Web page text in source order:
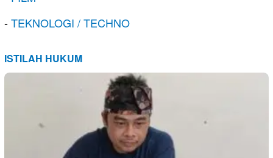
-TEKNOLOGI / TECHNO
ISTILAH HUKUM